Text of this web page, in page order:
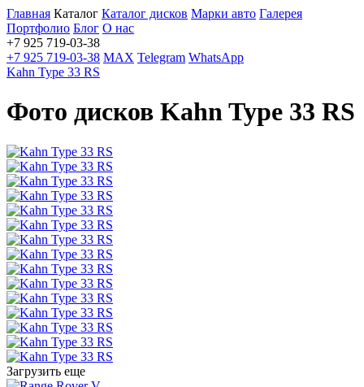
Главная Каталог Каталог дисков Марки авто Галерея
Портфолио Блог О нас
+7 925 719-03-38
+7 925 719-03-38 MAX Telegram WhatsApp
Kahn Type 33 RS
Фото дисков Kahn Type 33 RS
Загрузить еще